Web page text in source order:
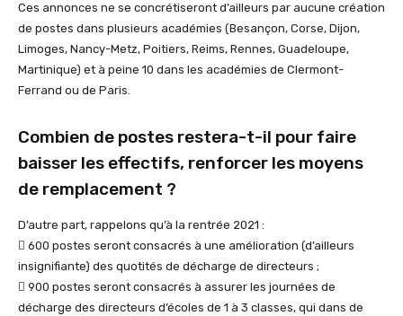
Ces annonces ne se concrétiseront d’ailleurs par aucune création
de postes dans plusieurs académies (Besançon, Corse, Dijon,
Limoges, Nancy-Metz, Poitiers, Reims, Rennes, Guadeloupe,
Martinique) et à peine 10 dans les académies de Clermont-
Ferrand ou de Paris.
Combien de postes restera-t-il pour faire
baisser les effectifs, renforcer les moyens
de remplacement ?
D’autre part, rappelons qu’à la rentrée 2021 :
 600 postes seront consacrés à une amélioration (d’ailleurs
insignifiante) des quotités de décharge de directeurs ;
 900 postes seront consacrés à assurer les journées de
décharge des directeurs d’écoles de 1 à 3 classes, qui dans de